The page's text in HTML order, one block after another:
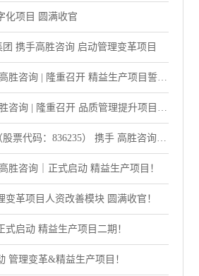
化项目 圆满收官
携手高胜咨询 启动管理变革项目
胜咨询 | 隆重召开 精益生产项目誓师
咨询 | 隆重召开 品质管理提升项目启
票代码：836235） 携手 高胜咨询｜
项目
胜咨询｜正式启动 精益生产项目！
变革项目人资改善模块 圆满收官！
式启动 精益生产项目二期！
管理变革&精益生产项目！